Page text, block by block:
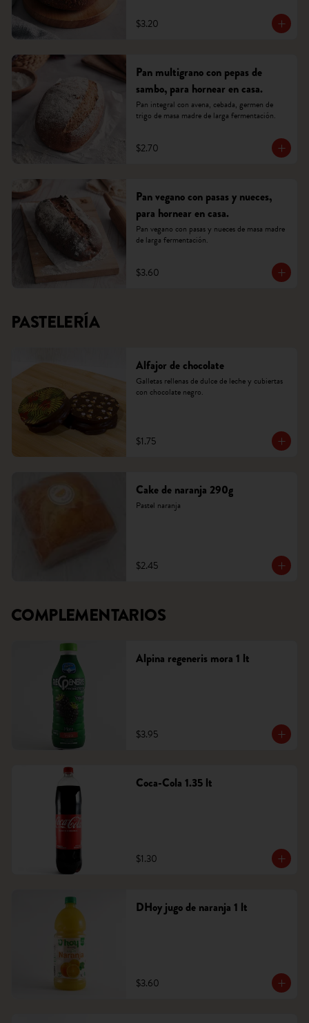
$3.20
Pan multigrano con pepas de
sambo, para hornear en casa.
Pan integral con avena, cebada, germen de
trigo de masa madre de larga fermentación.
$2.70
Pan vegano con pasas y nueces,
para hornear en casa.
Pan vegano con pasas y nueces de masa madre
de larga fermentación.
$3.60
PASTELERÍA
Alfajor de chocolate
Galletas rellenas de dulce de leche y cubiertas
con chocolate negro.
$1.75
Cake de naranja 290g
Pastel naranja
$2.45
COMPLEMENTARIOS
Alpina regeneris mora 1 lt
$3.95
Coca-Cola 1.35 lt
$1.30
DHoy jugo de naranja 1 lt
$3.60